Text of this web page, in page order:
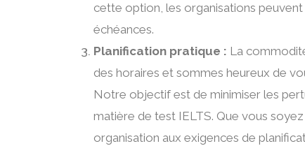
cette option, les organisations
échéances.
Planification pratique : La
des horaires et sommes heureux de
Notre objectif est de minimiser les
matière de test IELTS. Que vous
organisation aux exigences de